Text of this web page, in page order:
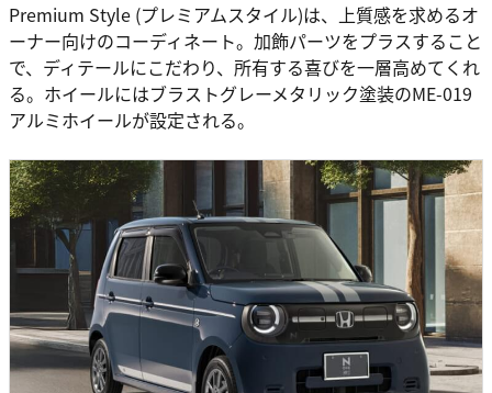
Premium Style (プレミアムスタイル)は、上質感を求めるオ
ーナー向けのコーディネート。加飾パーツをプラスすること
で、ディテールにこだわり、所有する喜びを一層高めてくれ
る。ホイールにはブラストグレーメタリック塗装のME-019
アルミホイールが設定される。